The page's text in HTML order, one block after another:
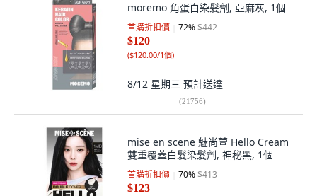
moremo 角蛋白染髮劑, 亞麻灰, 1個
首購折扣價 72%$442
$120
($120.00/1個)
8/12 星期三 預計送達
(21756)
mise en scene 魅尚萱 Hello Cream
雙重覆蓋白髮染髮劑, 神秘黑, 1個
首購折扣價 70%$413
$123